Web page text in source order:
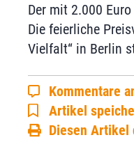
Der mit 2.000
Die feierliche
Vielfalt“ in Berlin
Kommentare
Artikel
Diesen Artikel